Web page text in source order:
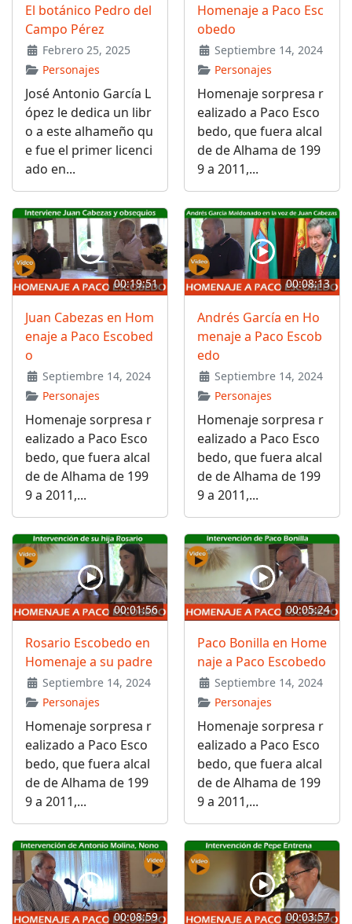
El botánico Pedro del
Campo Pérez
Febrero 25, 2025
Personajes
José Antonio García L
ópez le dedica un libr
o a este alhameño qu
e fue el primer licenci
ado en...
Homenaje a Paco Esc
obedo
Septiembre 14, 2024
Personajes
Homenaje sorpresa r
ealizado a Paco Esco
bedo, que fuera alcal
de de Alhama de 199
9 a 2011,...
00:19:51
Juan Cabezas en Hom
enaje a Paco Escobed
o
Septiembre 14, 2024
Personajes
Homenaje sorpresa r
ealizado a Paco Esco
bedo, que fuera alcal
de de Alhama de 199
9 a 2011,...
00:08:13
Andrés García en Ho
menaje a Paco Escob
edo
Septiembre 14, 2024
Personajes
Homenaje sorpresa r
ealizado a Paco Esco
bedo, que fuera alcal
de de Alhama de 199
9 a 2011,...
00:01:56
Rosario Escobedo en
Homenaje a su padre
Septiembre 14, 2024
Personajes
Homenaje sorpresa r
ealizado a Paco Esco
bedo, que fuera alcal
de de Alhama de 199
9 a 2011,...
00:05:24
Paco Bonilla en Home
naje a Paco Escobedo
Septiembre 14, 2024
Personajes
Homenaje sorpresa r
ealizado a Paco Esco
bedo, que fuera alcal
de de Alhama de 199
9 a 2011,...
00:08:59 00:03:57